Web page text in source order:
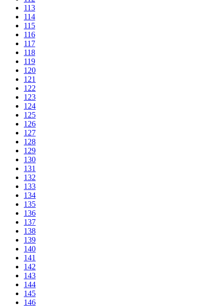
113
114
115
116
117
118
119
120
121
122
123
124
125
126
127
128
129
130
131
132
133
134
135
136
137
138
139
140
141
142
143
144
145
146